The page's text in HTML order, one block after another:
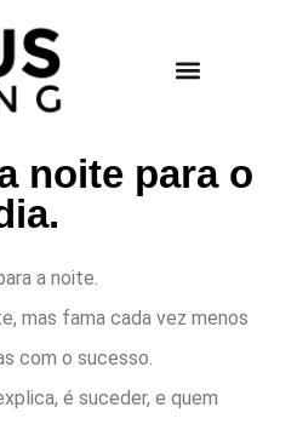
noite para o
a noite.
mas fama cada vez menos
com o sucesso.
é suceder, e quem